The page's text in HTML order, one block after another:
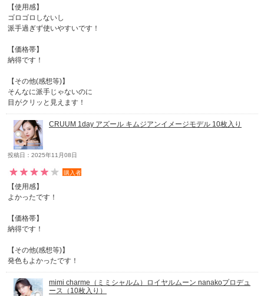
【使用感】
ゴロゴロしないし
派手過ぎず使いやすいです！
【価格帯】
納得です！
【その他(感想等)】
そんなに派手じゃないのに
目がクリッと見えます！
CRUUM 1day アズール キムジアンイメージモデル 10枚入り
投稿日：2025年11月08日
購入者
【使用感】
よかったです！
【価格帯】
納得です！
【その他(感想等)】
発色もよかったです！
mimi charme（ミミシャルム）ロイヤルムーン nanakoプロデュ
ース（10枚入り）